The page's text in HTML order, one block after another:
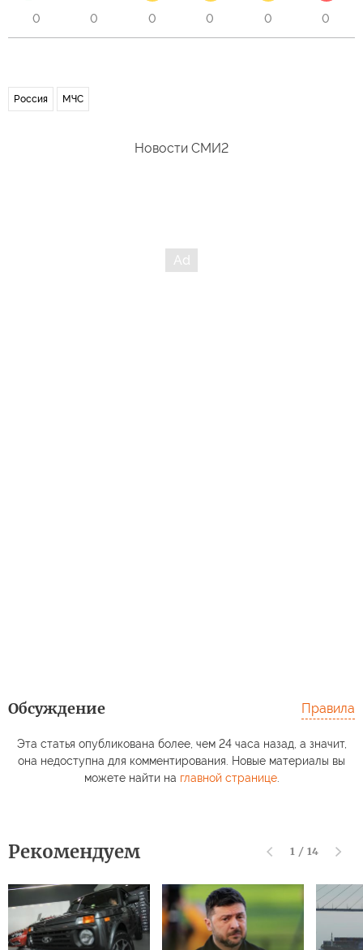
0 0 0 0 0 0
Россия МЧС
Новости СМИ2
Обсуждение Правила
Эта статья опубликована более, чем 24 часа назад, а значит,
она недоступна для комментирования. Новые материалы вы
можете найти на главной странице.
Рекомендуем 1 / 14